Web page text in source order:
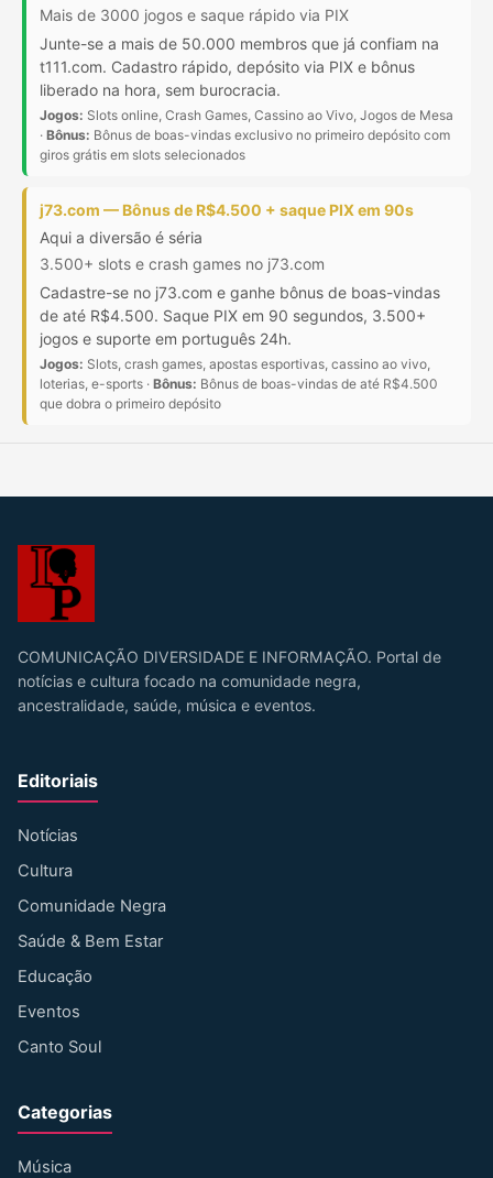
Mais de 3000 jogos e saque rápido via PIX
Junte-se a mais de 50.000 membros que já confiam na
t111.com. Cadastro rápido, depósito via PIX e bônus
liberado na hora, sem burocracia.
Jogos: Slots online, Crash Games, Cassino ao Vivo, Jogos de Mesa
· Bônus: Bônus de boas-vindas exclusivo no primeiro depósito com
giros grátis em slots selecionados
j73.com — Bônus de R$4.500 + saque PIX em 90s
Aqui a diversão é séria
3.500+ slots e crash games no j73.com
Cadastre-se no j73.com e ganhe bônus de boas-vindas
de até R$4.500. Saque PIX em 90 segundos, 3.500+
jogos e suporte em português 24h.
Jogos: Slots, crash games, apostas esportivas, cassino ao vivo,
loterias, e-sports · Bônus: Bônus de boas-vindas de até R$4.500
que dobra o primeiro depósito
COMUNICAÇÃO DIVERSIDADE E INFORMAÇÃO. Portal de
notícias e cultura focado na comunidade negra,
ancestralidade, saúde, música e eventos.
Editoriais
Notícias
Cultura
Comunidade Negra
Saúde & Bem Estar
Educação
Eventos
Canto Soul
Categorias
Música